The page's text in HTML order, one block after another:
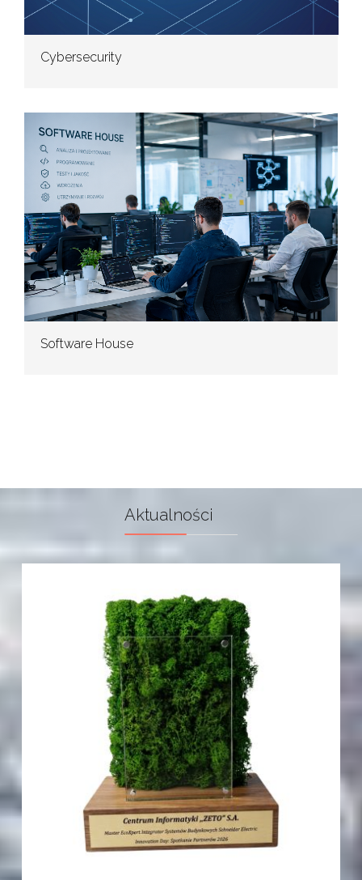
Cybersecurity
Software House
Aktualności